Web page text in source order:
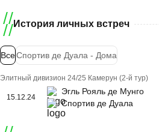
История личных встреч
ВсеСпортив де Дуала - Дома
Элитный дивизион 24/25 Камерун (2-й тур)
15.12.24
Эгль Рояль де Мунго
Спортив де Дуала